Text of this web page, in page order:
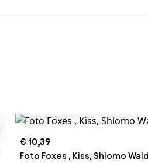
€ 10,39
Foto Foxes , Kiss, Shlomo